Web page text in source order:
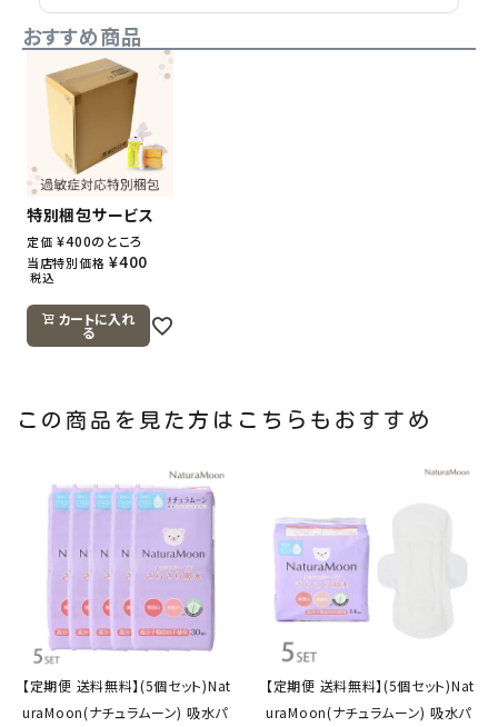
おすすめ商品
特別梱包サービス
定価 ¥400のところ
当店特別価格 ¥400
税込
カートに入れ
る
この商品を見た方はこちらもおすすめ
【定期便 送料無料】(5個セット)Nat
uraMoon(ナチュラムーン) 吸水パ
【定期便 送料無料】(5個セット)Nat
uraMoon(ナチュラムーン) 吸水パ